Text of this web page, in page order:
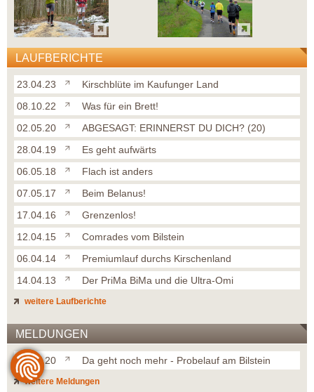
LAUFBERICHTE
23.04.23
Kirschblüte im Kaufunger Land
08.10.22
Was für ein Brett!
02.05.20
ABGESAGT: ERINNERST DU DICH? (20)
28.04.19
Es geht aufwärts
06.05.18
Flach ist anders
07.05.17
Beim Belanus!
17.04.16
Grenzenlos!
12.04.15
Comrades vom Bilstein
06.04.14
Premiumlauf durchs Kirschenland
14.04.13
Der PriMa BiMa und die Ultra-Omi
weitere Laufberichte
MELDUNGEN
08.07.20 Da geht noch mehr - Probelauf am Bilstein
weitere Meldungen